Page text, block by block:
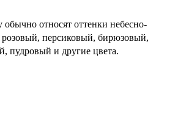
относят оттенки небесно-
персиковый, бирюзовый,
пудровый и другие цвета.